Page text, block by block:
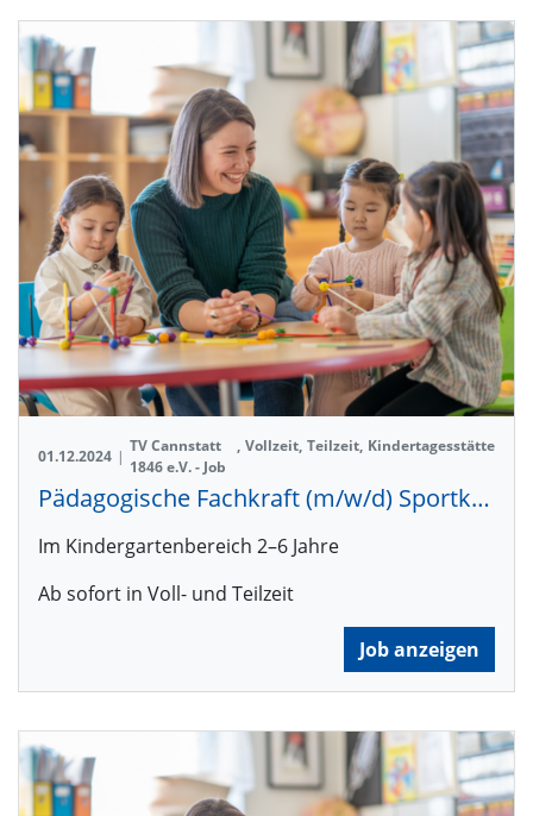
01.12.2024 |
TV Cannstatt
1846 e.V. - Job
, Vollzeit, Teilzeit, Kindertagesstätte
Pädagogische Fachkraft (m/w/d) Sportkita Freiberg
Im Kindergartenbereich 2–6 Jahre
Ab sofort in Voll- und Teilzeit
Job anzeigen